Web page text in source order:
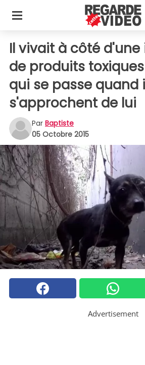
Il vivait à côté
de produits
qui se passe quand
s'approchent de lui
Par Baptiste
05 Octobre 2015
Advertisement